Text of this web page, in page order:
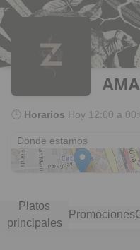
🕒 Horarios Hoy 12:00 a
Donde estamos
Platos
principales
Promociones